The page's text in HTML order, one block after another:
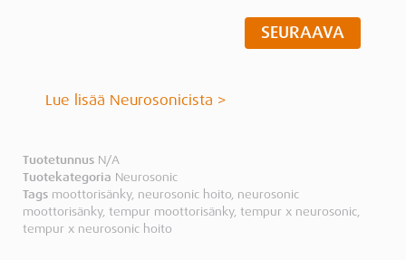
SEURAAVA
Lue lisää Neurosonicista >
Tuotetunnus N/A
Tuotekategoria Neurosonic
Tags moottorisänky, neurosonic hoito, neurosonic
moottorisänky, tempur moottorisänky, tempur x neurosonic,
tempur x neurosonic hoito